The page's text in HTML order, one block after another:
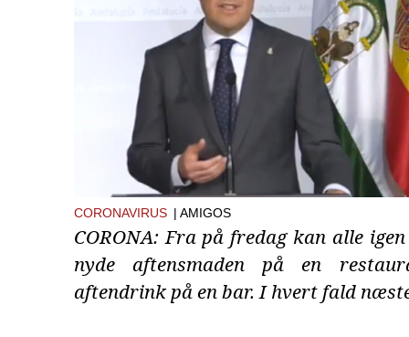
CORONAVIRUS | AMIGOS
CORONA: Fra på fredag kan alle
nyde aftensmaden på en
aftendrink på en bar. I hvert fald